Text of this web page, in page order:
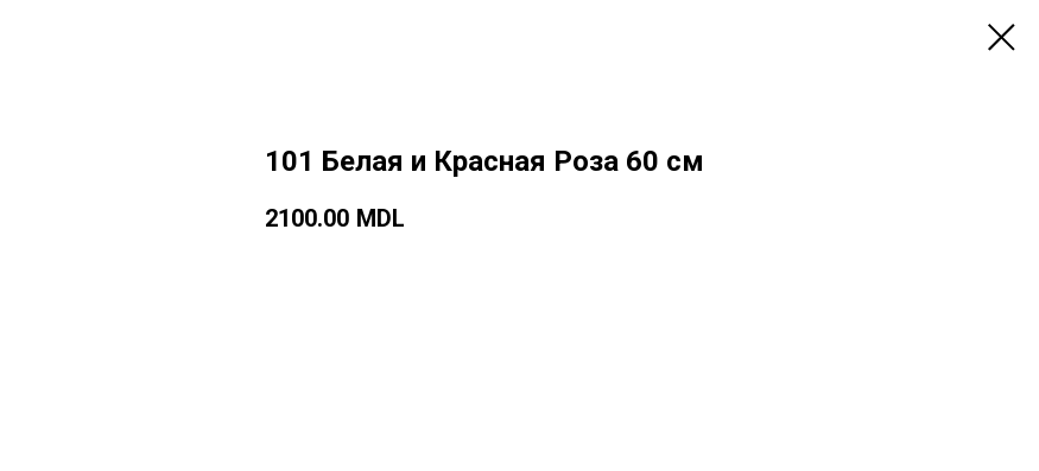
101 Белая и Красная Роза 60 см
2100.00 MDL